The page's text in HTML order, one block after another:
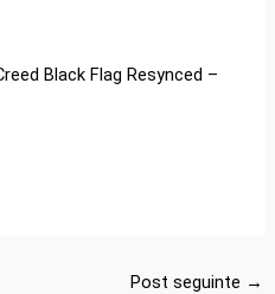
Black Flag Resynced –
Post seguinte →